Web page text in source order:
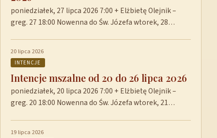
poniedziałek, 27 lipca 2026 7:00 + Elżbietę Olejnik –
greg. 27 18:00 Nowenna do Św. Józefa wtorek, 28…
20 lipca 2026
INTENCJE
Intencje mszalne od 20 do 26 lipca 2026
poniedziałek, 20 lipca 2026 7:00 + Elżbietę Olejnik –
greg. 20 18:00 Nowenna do Św. Józefa wtorek, 21…
19 lipca 2026